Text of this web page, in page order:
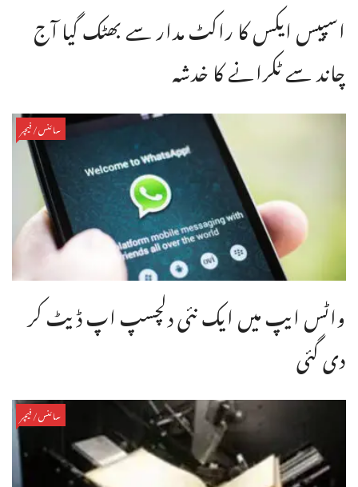
اسپیس ایکس کا راکٹ مدار سے بھٹک گیا آج
چاند سے ٹکرانے کا خدشہ
سائنس/فیچر
واٹس ایپ میں ایک نئی دلچسپ اپ ڈیٹ کر
دی گئی
سائنس/فیچر